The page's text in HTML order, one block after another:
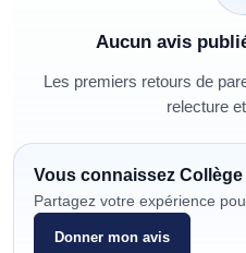
Aucun avis
Les premiers retours de
relecture
Vous connaissez
Partagez votre expérience
Donner mon avis